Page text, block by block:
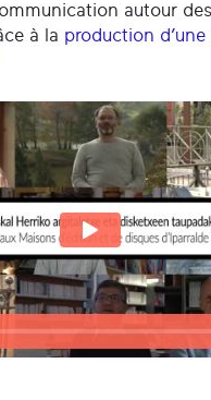
autour
à la production d’une